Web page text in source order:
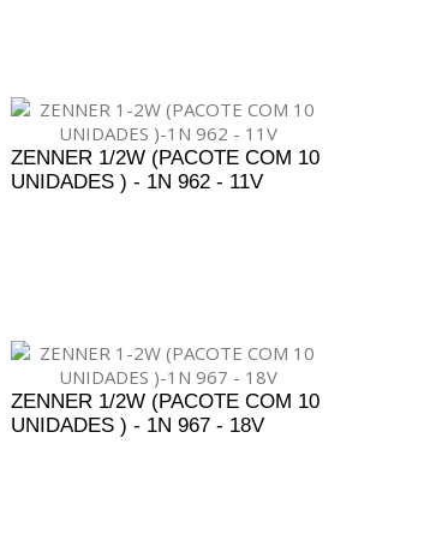
ZENNER 1/2W (PACOTE COM 10
UNIDADES ) - 1N 962 - 11V
ZENNER 1/2W (PACOTE COM 10
UNIDADES ) - 1N 967 - 18V